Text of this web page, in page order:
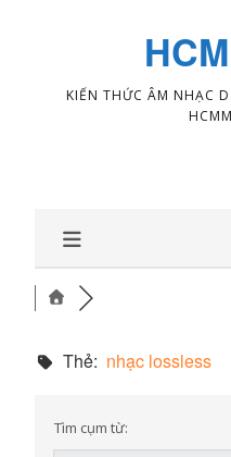
KIẾN THỨC ÂM NHẠC
Thẻ: nhạc lossless
Tìm cụm từ: